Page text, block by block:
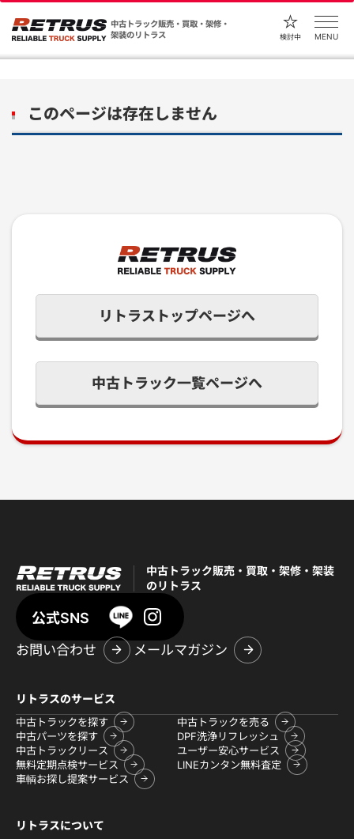
中古トラック販売・買取・架修・
架装のリトラス
検討中 MENU
このページは存在しません
リトラストップページへ
中古トラック一覧ページへ
中古トラック販売・買取・架修・架装
のリトラス
公式SNS
お問い合わせ
メールマガジン
リトラスのサービス
中古トラックを探す
中古トラックを売る
中古パーツを探す
DPF洗浄リフレッシュ
中古トラックリース
ユーザー安心サービス
無料定期点検サービス
LINEカンタン無料査定
車輌お探し提案サービス
リトラスについて